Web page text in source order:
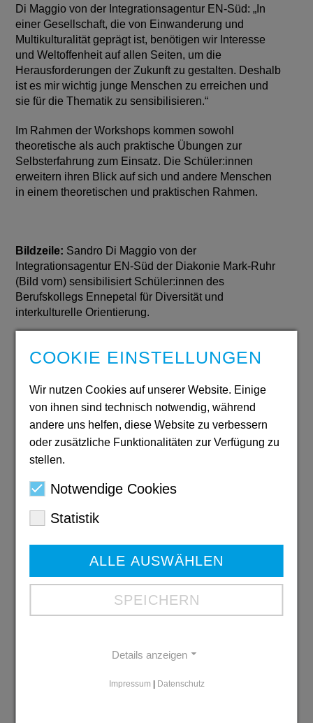
Di Maggio von der Integrationsagentur EN-Süd: „In
einer Gesellschaft, die von Einwanderung und
Multikulturalität geprägt ist, benötigen wir Interesse
und Weltoffenheit auf allen Seiten, um die
Herausforderungen der Zukunft zu gestalten. Deshalb
ist es mir wichtig junge Menschen zu erreichen und
sie für die Thematik zu sensibilisieren.“
Im Rahmen der Workshops kommen sowohl
theoretische als auch praktische Übungen zur
Selbsterfahrung zum Einsatz. Die Schüler:innen
erweitern ihren Blick auf sich und andere Menschen
in einem theoretischen und praktischen Rahmen.
Bildzeile: Sandro Di Maggio von der
Integrationsagentur EN-Süd der Diakonie Mark-Ruhr
(Bild vorn) sensibilisiert Schüler:innen des
Berufskollegs Ennepetal für Diversität und
interkulturelle Orientierung.
Jahresbericht
2024/2025
PDF: 6,3 MB
Download
Ausbildungs-
COOKIE EINSTELLUNGEN
Wir nutzen Cookies auf unserer Website. Einige
von ihnen sind technisch notwendig, während
andere uns helfen, diese Website zu verbessern
oder zusätzliche Funktionalitäten zur Verfügung zu
stellen.
Notwendige Cookies
Statistik
ALLE AUSWÄHLEN
SPEICHERN
Details anzeigen
Impressum | Datenschutz